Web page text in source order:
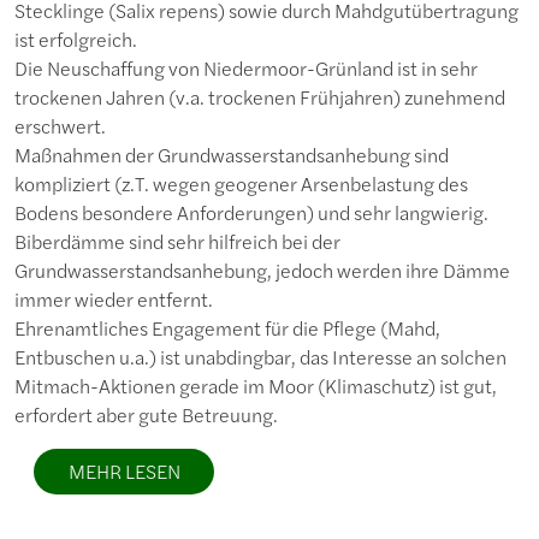
Stecklinge (Salix repens) sowie durch Mahdgutübertragung
ist erfolgreich.
Die Neuschaffung von Niedermoor-Grünland ist in sehr
trockenen Jahren (v.a. trockenen Frühjahren) zunehmend
erschwert.
Maßnahmen der Grundwasserstandsanhebung sind
kompliziert (z.T. wegen geogener Arsenbelastung des
Bodens besondere Anforderungen) und sehr langwierig.
Biberdämme sind sehr hilfreich bei der
Grundwasserstandsanhebung, jedoch werden ihre Dämme
immer wieder entfernt.
Ehrenamtliches Engagement für die Pflege (Mahd,
Entbuschen u.a.) ist unabdingbar, das Interesse an solchen
Mitmach-Aktionen gerade im Moor (Klimaschutz) ist gut,
erfordert aber gute Betreuung.
MEHR LESEN